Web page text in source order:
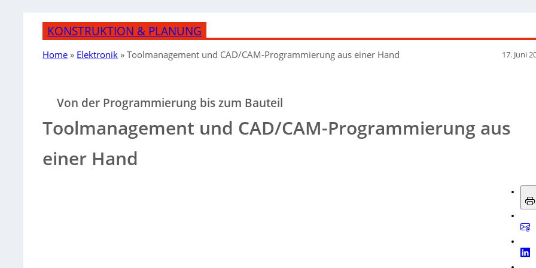
KONSTRUKTION & PLANUNG
Home » Elektronik »Toolmanagement und CAD/CAM-Programmierung aus einer Hand 17. Juni
Von der Programmierung bis zum Bauteil
Toolmanagement und CAD/CAM-Programmierung aus
einer Hand